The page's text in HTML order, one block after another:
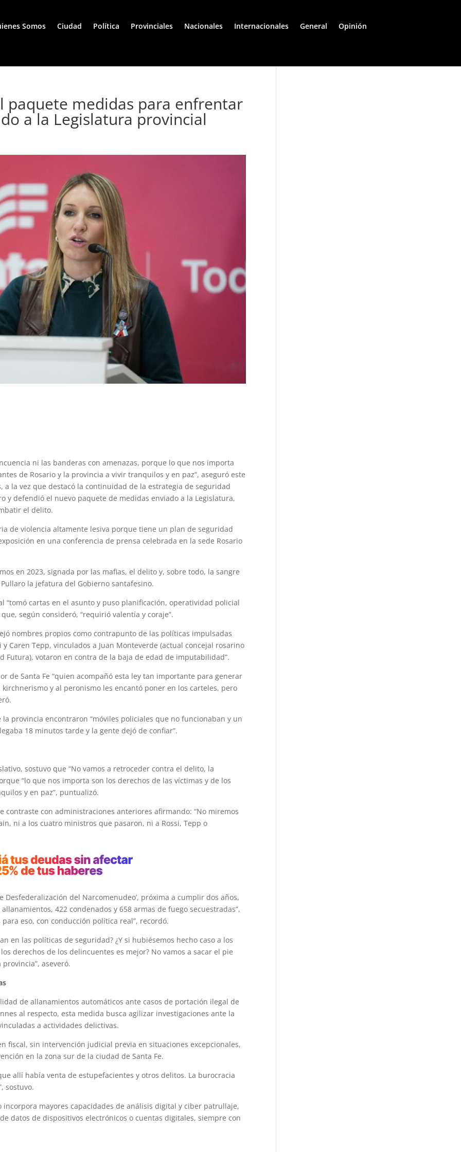
Somos Ciudad Política Provinciales Nacionales Internacionales General Opinión
paquete medidas para enfrentar
a la Legislatura provincial
ni las banderas con amenazas, porque lo que nos importa
de Rosario y la provincia a vivir tranquilos y en paz”, aseguró este
a la vez que destacó la continuidad de la estrategia de seguridad
y defendió el nuevo paquete de medidas enviado a la Legislatura,
el delito.
de violencia altamente lesiva porque tiene un plan de seguridad
en una conferencia de prensa celebrada en la sede Rosario
en 2023, signada por las mafias, el delito y, sobre todo, la sangre
la jefatura del Gobierno santafesino.
“tomó cartas en el asunto y puso planificación, operatividad policial
según consideró, “requirió valentía y coraje”.
nombres propios como contrapunto de las políticas impulsadas
Caren Tepp, vinculados a Juan Monteverde (actual concejal rosarino
votaron en contra de la baja de edad de imputabilidad”.
de Santa Fe “quien acompañó esta ley tan importante para generar
y al peronismo les encantó poner en los carteles, pero
provincia encontraron “móviles policiales que no funcionaban y un
18 minutos tarde y la gente dejó de confiar”.
sostuvo que “No vamos a retroceder contra el delito, la
“lo que nos importa son los derechos de las víctimas y de los
y en paz”, puntualizó.
con administraciones anteriores afirmando: “No miremos
ni a los cuatro ministros que pasaron, ni a Rossi, Tepp o
Desfederalización del Narcomenudeo’, próxima a cumplir dos años,
422 condenados y 658 armas de fuego secuestradas”,
eso, con conducción política real”, recordó.
en las políticas de seguridad? ¿Y si hubiésemos hecho caso a los
derechos de los delincuentes es mejor? No vamos a sacar el pie
aseveró.
de allanamientos automáticos ante casos de portación ilegal de
al respecto, esta medida busca agilizar investigaciones ante la
a actividades delictivas.
fiscal, sin intervención judicial previa en situaciones excepcionales,
en la zona sur de la ciudad de Santa Fe.
allí había venta de estupefacientes y otros delitos. La burocracia
sostuvo.
mayores capacidades de análisis digital y ciber patrullaje,
datos de dispositivos electrónicos o cuentas digitales, siempre con